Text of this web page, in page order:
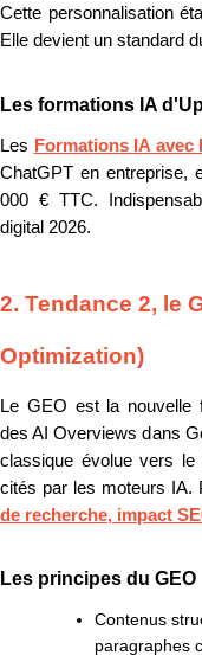
Cette personnalisation
Elle devient un standard
Les formations IA
Les Formations IA avec
ChatGPT en entreprise,
000 € TTC.
digital 2026.
2. Tendance 2, le
Optimization)
Le GEO est la nouvelle
des AI Overviews dans
classique évolue vers
cités par les moteurs IA.
de recherche, impact
Les principes du GEO
Contenus
paragraphes